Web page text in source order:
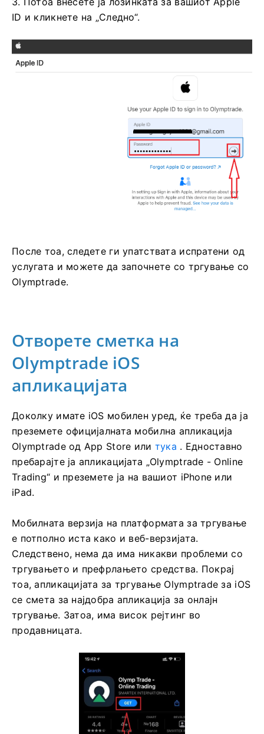
2. Во новоотворениот прозорец внесете го
3. Потоа внесете ја лозинката за вашиот Apple
ID и кликнете на „Следно“.
После тоа, следете ги упатствата испратени од
Olymptrade.
Отворете сметка на
Olymptrade iOS
апликацијата
Доколку имате iOS мобилен уред, ќе треба да ја
преземете официјалната мобилна апликација
Olymptrade од App Store илитука
пребарајте ја апликацијата „Olymptrade - Online
Trading“ и преземете ја на вашиот iPhone или